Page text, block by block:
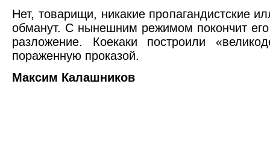
Нет, товарищи, никакие пропагандистские
обманут. С нынешним режимом покончит его
разложение. Коекаки построили
пораженную проказой.
Максим Калашников